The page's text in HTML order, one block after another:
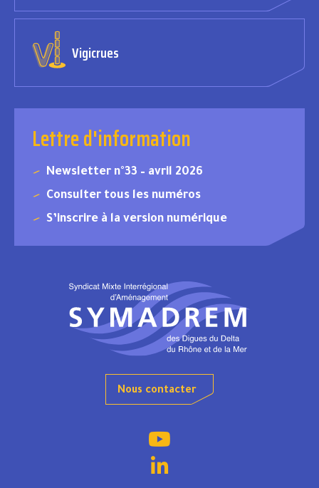
Vigicrues
Lettre d'information
Newsletter n°33 – avril 2026
Consulter tous les numéros
S’inscrire à la version numérique
Nous contacter